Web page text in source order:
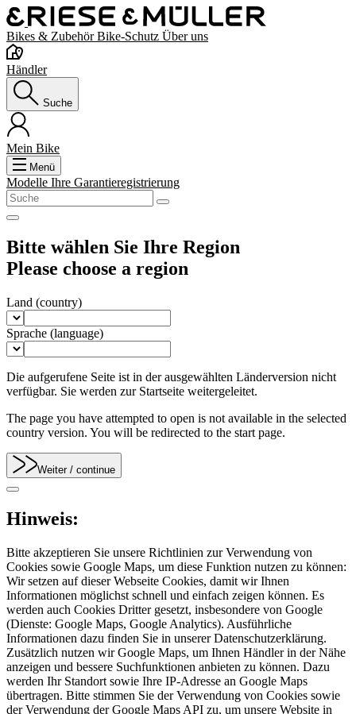
Bikes & ZubehörBike-Schutz Über uns
Händler
Suche
Mein Bike
Menü
Modelle Ihre Garantieregistrierung
Bitte wählen Sie Ihre Region
Please choose a region
Land (country)
Sprache (language)
Die aufgerufene Seite ist in der ausgewählten Länderversion nicht
verfügbar. Sie werden zur Startseite weitergeleitet.
The page you have attempted to open is not available in the selected
country version. You will be redirected to the start page.
Weiter / continue
Hinweis:
Bitte akzeptieren Sie unsere Richtlinien zur Verwendung von
Cookies sowie Google Maps, um diese Funktion nutzen zu können:
Wir setzen auf dieser Webseite Cookies, damit wir Ihnen
Informationen möglichst schnell und einfach zeigen können. Es
werden auch Cookies Dritter gesetzt, insbesondere von Google
(Dienste: Google Maps, Google Analytics). Ausführliche
Informationen dazu finden Sie in unserer Datenschutzerklärung.
Zusätzlich nutzen wir Google Maps, um Ihnen Händler in der Nähe
anzeigen und bessere Suchfunktionen anbieten zu können. Dazu
werden Ihr Standort sowie Ihre IP-Adresse an Google Maps
übertragen. Bitte stimmen Sie der Verwendung von Cookies sowie
der Verwendung der Google Maps API zu, um unsere Website in